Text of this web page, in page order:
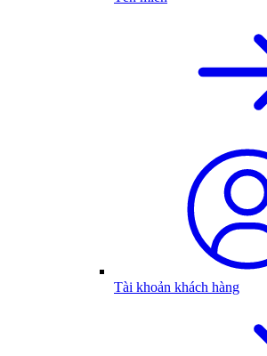
Tài khoản khách hàng